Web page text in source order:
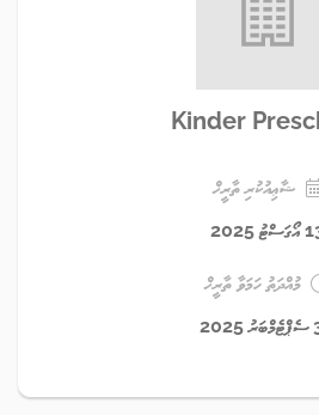
Kinder
ޝާޢިއުކުރި ތާރީޚް
2025
މުއްދަތު ހަމަވާ ތާރީޚް